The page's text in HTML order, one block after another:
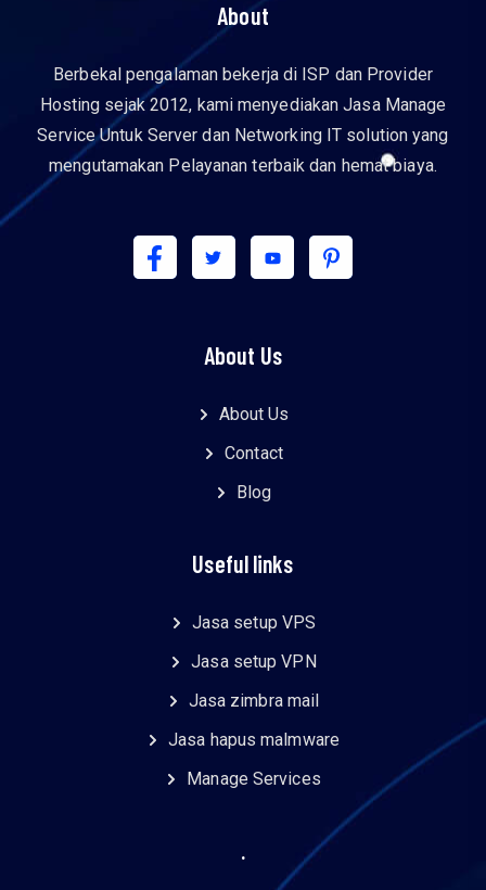
About
Berbekal pengalaman bekerja di ISP dan Provider
Hosting sejak 2012, kami menyediakan Jasa Manage
Service Untuk Server dan Networking IT solution yang
mengutamakan Pelayanan terbaik dan hemat biaya.
About Us
About Us
Contact
Blog
Useful links
Jasa setup VPS
Jasa setup VPN
Jasa zimbra mail
Jasa hapus malmware
Manage Services
.